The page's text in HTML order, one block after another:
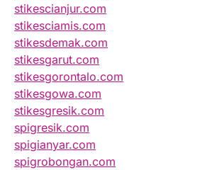
stikescianjur.com
stikesciamis.com
stikesdemak.com
stikesgarut.com
stikesgorontalo.com
stikesgowa.com
stikesgresik.com
spigresik.com
spigianyar.com
spigrobongan.com